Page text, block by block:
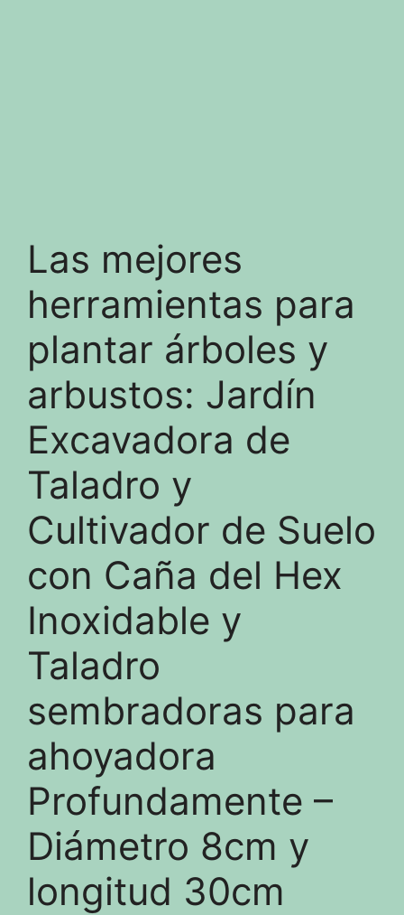
Las mejores
herramientas para
plantar árboles y
arbustos: Jardín
Excavadora de
Taladro y
Cultivador de Suelo
con Caña del Hex
Inoxidable y
Taladro
sembradoras para
ahoyadora
Profundamente –
Diámetro 8cm y
longitud 30cm